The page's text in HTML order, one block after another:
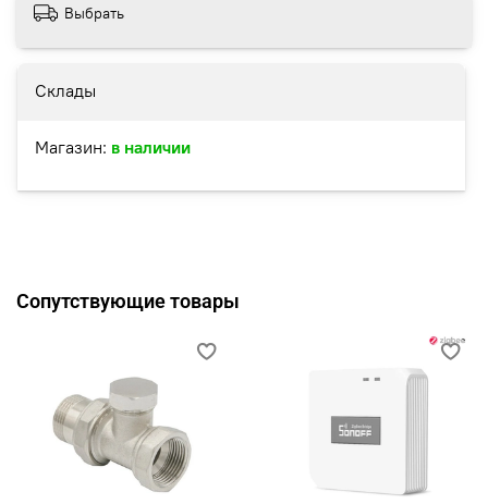
Склады
Магазин: в наличии
Выбрать
Сопутствующие товары